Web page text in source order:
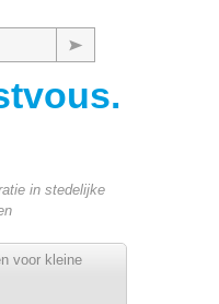
in stedelijke
voor kleine